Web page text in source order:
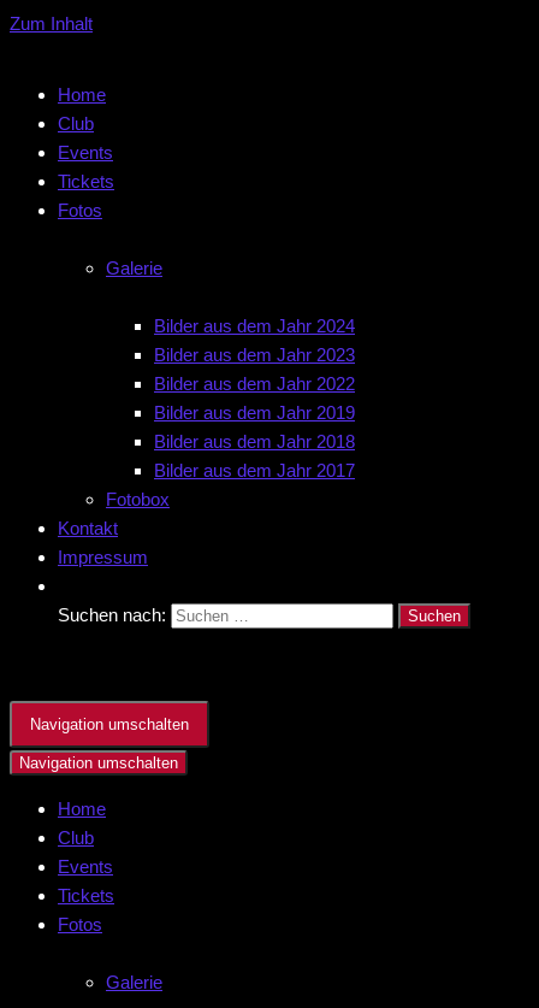
Zum Inhalt
Home
Club
Events
Tickets
Fotos
Galerie
Bilder aus dem Jahr 2024
Bilder aus dem Jahr 2023
Bilder aus dem Jahr 2022
Bilder aus dem Jahr 2019
Bilder aus dem Jahr 2018
Bilder aus dem Jahr 2017
Fotobox
Kontakt
Impressum
Suchen nach:
Navigation umschalten
Navigation umschalten
Home
Club
Events
Tickets
Fotos
Galerie